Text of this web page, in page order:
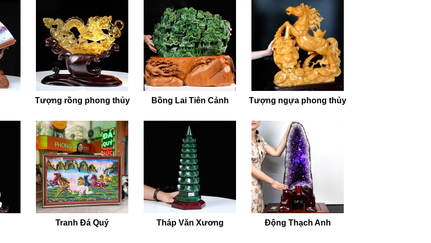
Tượng rồng phong thủy Bồng Lai Tiên Cảnh Tượng ngựa phong thủy
Tranh Đá Quý Tháp Văn Xương Động Thạch Anh